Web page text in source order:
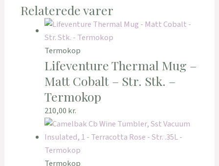
Relaterede varer
Termokop
Lifeventure Thermal Mug –
Matt Cobalt – Str. Stk. –
Termokop
210,00 kr.